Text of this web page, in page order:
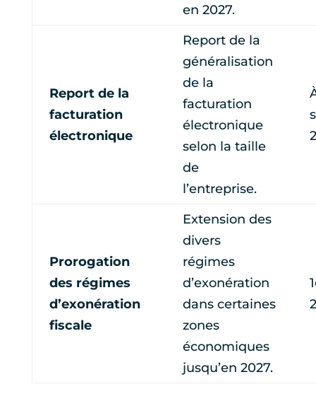
en 2027.
Report de la
facturation
électronique
Report de la
généralisation
de la
facturation
électronique
selon la taille
de
l’entreprise.
Prorogation
des régimes
d’exonération
fiscale
Extension des
divers
régimes
d’exonération
dans certaines
zones
économiques
jusqu’en 2027.